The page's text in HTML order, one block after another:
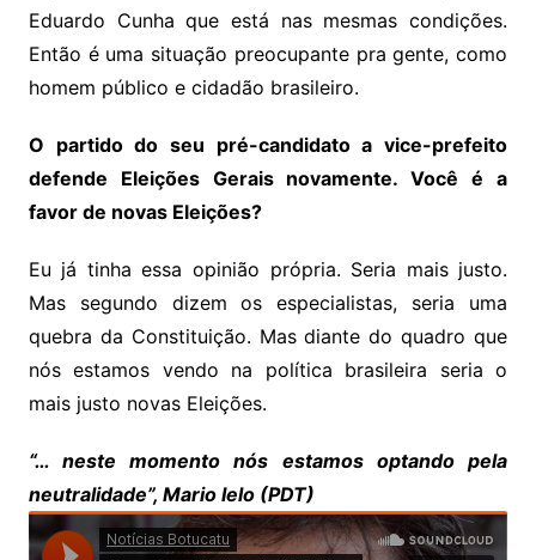
Eduardo Cunha que está nas mesmas condições.
Então é uma situação preocupante pra gente, como
homem público e cidadão brasileiro.
O partido do seu pré-candidato a vice-prefeito
defende Eleições Gerais novamente. Você é a
favor de novas Eleições?
Eu já tinha essa opinião própria. Seria mais justo.
Mas segundo dizem os especialistas, seria uma
quebra da Constituição. Mas diante do quadro que
nós estamos vendo na política brasileira seria o
mais justo novas Eleições.
“… neste momento nós estamos optando pela
neutralidade”, Mario Ielo (PDT)